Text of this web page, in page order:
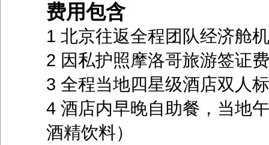
费用包含
1 北京往返全程团队经济舱
2 因私护照摩洛哥旅游签证
3 全程当地四星级酒店双人
4 酒店内早晚自助餐，当地
酒精饮料）